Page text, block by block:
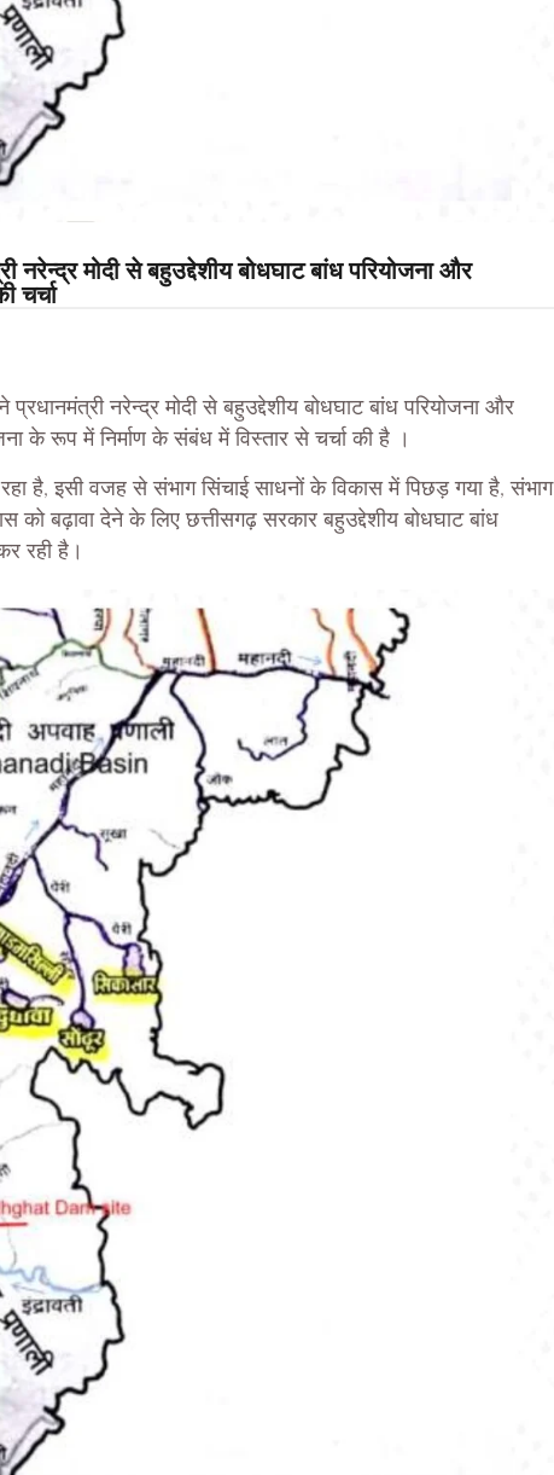
मोदी से बहुउद्देशीय बोधघाट बांध परियोजना और
चर्चा
नरेन्द्र मोदी से बहुउद्देशीय बोधघाट बांध परियोजना और
के रूप में निर्माण के संबंध में विस्तार से चर्चा की है ।
है, इसी वजह से संभाग सिंचाई साधनों के विकास में पिछड़ गया है, संभाग
बढ़ावा देने के लिए छत्तीसगढ़ सरकार बहुउद्देशीय बोधघाट बांध
रही है।